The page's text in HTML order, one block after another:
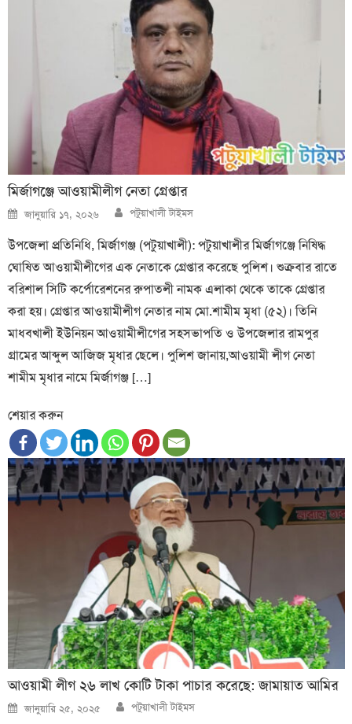
মির্জাগঞ্জে আওয়ামীলীগ নেতা গ্রেপ্তার
Posted
on
জানুয়ারি ১৭, ২০২৬ Author
পটুয়াখালী টাইমস
উপজেলা প্রতিনিধি, মির্জাগঞ্জ (পটুয়াখালী): পটুয়াখালীর মির্জাগঞ্জে নিষিদ্ধ
ঘোষিত আওয়ামীলীগের এক নেতাকে গ্রেপ্তার করেছে পুলিশ। শুক্রবার রাতে
বরিশাল সিটি কর্পোরেশনের রুপাতলী নামক এলাকা থেকে তাকে গ্রেপ্তার
করা হয়। গ্রেপ্তার আওয়ামীলীগ নেতার নাম মো.শামীম মৃধা (৫২)। তিনি
মাধবখালী ইউনিয়ন আওয়ামীলীগের সহসভাপতি ও উপজেলার রামপুর
গ্রামের আব্দুল আজিজ মৃধার ছেলে। পুলিশ জানায়,আওয়ামী লীগ নেতা
শামীম মৃধার নামে মির্জাগঞ্জ […]
শেয়ার করুন
আওয়ামী লীগ ২৬ লাখ কোটি টাকা পাচার করেছে: জামায়াত আমির
Posted
on
জানুয়ারি ২৫, ২০২৫ Author
পটুয়াখালী টাইমস